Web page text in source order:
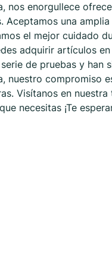
nos enorgullece
Aceptamos una
el mejor cuidado
adquirir artículos
de pruebas y han
nuestro compromiso
Visítanos en
necesitas ¡Te